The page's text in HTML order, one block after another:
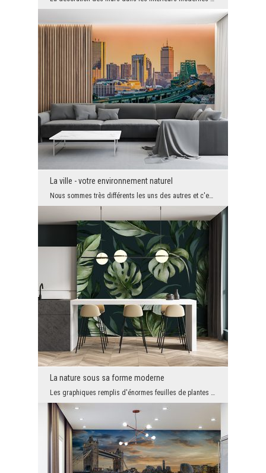
La ville - votre environnement naturel
Nous sommes très différents les uns des autres et c'est ce qui rend le monde très intéressant. No...
La nature sous sa forme moderne
Les graphiques remplis d'énormes feuilles de plantes exotiques ont récemment été l'un des motifs ...